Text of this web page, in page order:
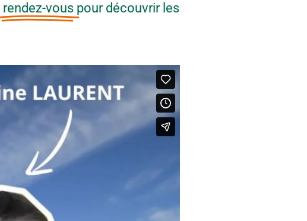
rendez-vous pour découvrir les